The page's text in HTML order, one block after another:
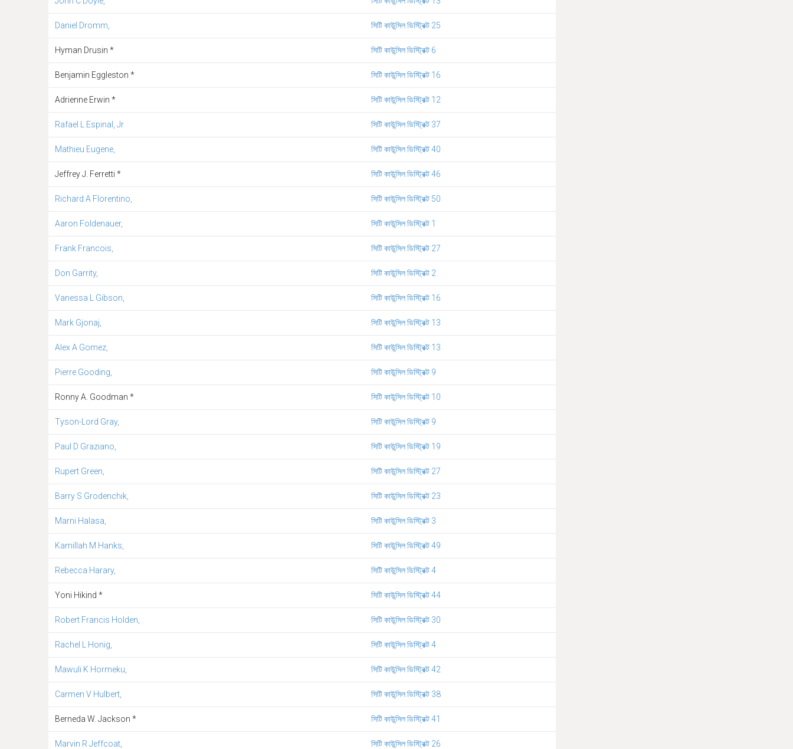
Daniel Dromm, সিটি কাউন্সিল ডিস্ট্রিক্ট 25
Hyman Drusin * সিটি কাউন্সিল ডিস্ট্রিক্ট 6
Benjamin Eggleston * সিটি কাউন্সিল ডিস্ট্রিক্ট 16
Adrienne Erwin * সিটি কাউন্সিল ডিস্ট্রিক্ট 12
Rafael L Espinal, Jr সিটি কাউন্সিল ডিস্ট্রিক্ট 37
Mathieu Eugene, সিটি কাউন্সিল ডিস্ট্রিক্ট 40
Jeffrey J. Ferretti * সিটি কাউন্সিল ডিস্ট্রিক্ট 46
Richard A Florentino, সিটি কাউন্সিল ডিস্ট্রিক্ট 50
Aaron Foldenauer, সিটি কাউন্সিল ডিস্ট্রিক্ট 1
Frank Francois, সিটি কাউন্সিল ডিস্ট্রিক্ট 27
Don Garrity, সিটি কাউন্সিল ডিস্ট্রিক্ট 2
Vanessa L Gibson, সিটি কাউন্সিল ডিস্ট্রিক্ট 16
Mark Gjonaj, সিটি কাউন্সিল ডিস্ট্রিক্ট 13
Alex A Gomez, সিটি কাউন্সিল ডিস্ট্রিক্ট 13
Pierre Gooding, সিটি কাউন্সিল ডিস্ট্রিক্ট 9
Ronny A. Goodman * সিটি কাউন্সিল ডিস্ট্রিক্ট 10
Tyson-Lord Gray, সিটি কাউন্সিল ডিস্ট্রিক্ট 9
Paul D Graziano, সিটি কাউন্সিল ডিস্ট্রিক্ট 19
Rupert Green, সিটি কাউন্সিল ডিস্ট্রিক্ট 27
Barry S Grodenchik, সিটি কাউন্সিল ডিস্ট্রিক্ট 23
Marni Halasa, সিটি কাউন্সিল ডিস্ট্রিক্ট 3
Kamillah M Hanks, সিটি কাউন্সিল ডিস্ট্রিক্ট 49
Rebecca Harary, সিটি কাউন্সিল ডিস্ট্রিক্ট 4
Yoni Hikind * সিটি কাউন্সিল ডিস্ট্রিক্ট 44
Robert Francis Holden, সিটি কাউন্সিল ডিস্ট্রিক্ট 30
Rachel L Honig, সিটি কাউন্সিল ডিস্ট্রিক্ট 4
Mawuli K Hormeku, সিটি কাউন্সিল ডিস্ট্রিক্ট 42
Carmen V Hulbert, সিটি কাউন্সিল ডিস্ট্রিক্ট 38
Berneda W. Jackson * সিটি কাউন্সিল ডিস্ট্রিক্ট 41
Marvin R Jeffcoat, সিটি কাউন্সিল ডিস্ট্রিক্ট 26